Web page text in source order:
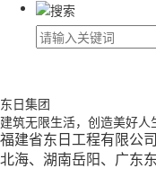
东日集团
建筑无限生活，创造美好人
福建省东日工程有限公司
北海、湖南岳阳、广东